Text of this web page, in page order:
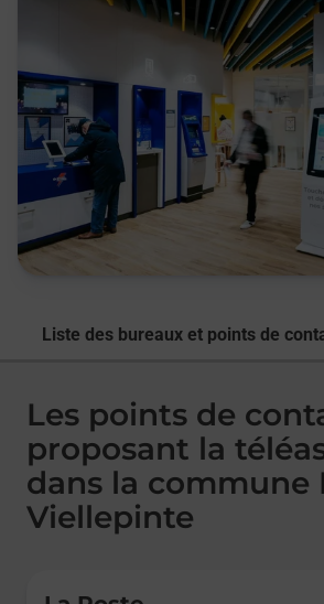
Liste des bureaux et points de
Les points de
proposant la
dans la commune
Viellepinte